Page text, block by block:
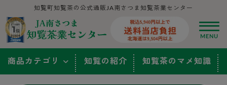
知覧町知覧茶の公式通販JA南さつま知覧茶業センター
商品カテゴリ 知覧の紹介 知覧茶のマメ知識